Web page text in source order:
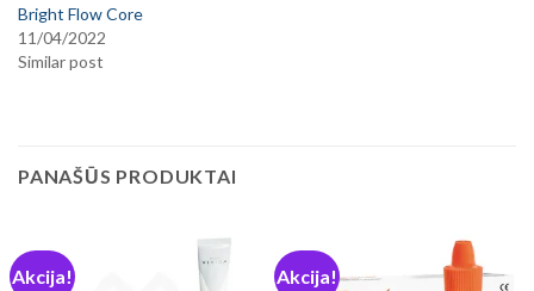
Bright Flow Core
11/04/2022
Similar post
PANAŠŪS PRODUKTAI
Akcija! Akcija!